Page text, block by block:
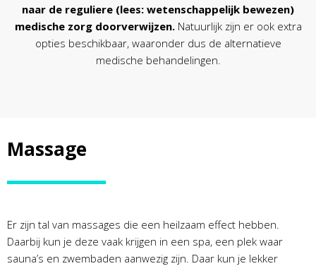
naar de reguliere (lees: wetenschappelijk bewezen)
medische zorg doorverwijzen.Natuurlijk zijn er ook extra
opties beschikbaar, waaronder dus de alternatieve
medische behandelingen.
Massage
Er zijn tal van massages die een heilzaam effect hebben.
Daarbij kun je deze vaak krijgen in een spa, een plek waar
sauna’s en zwembaden aanwezig zijn. Daar kun je lekker